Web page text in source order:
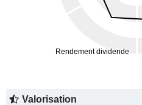
Valorisation